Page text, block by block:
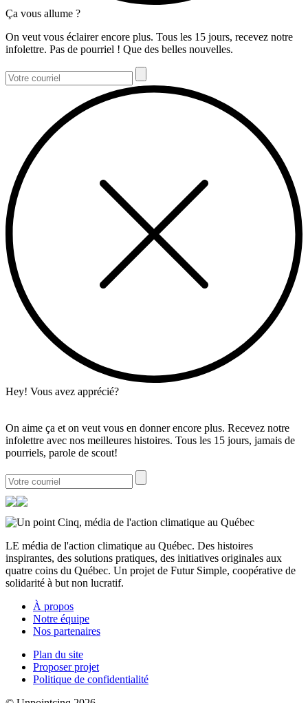
Ça vous allume ?
On veut vous éclairer encore plus. Tous les 15 jours, recevez notre
infolettre. Pas de pourriel ! Que des belles nouvelles.
Hey! Vous avez apprécié?
On aime ça et on veut vous en donner encore plus. Recevez notre
infolettre avec nos meilleures histoires. Tous les 15 jours, jamais de
pourriels, parole de scout!
LE média de l'action climatique au Québec. Des histoires
inspirantes, des solutions pratiques, des initiatives originales aux
quatre coins du Québec. Un projet de Futur Simple, coopérative de
solidarité à but non lucratif.
À propos
Notre équipe
Nos partenaires
Plan du site
Proposer projet
Politique de confidentialité